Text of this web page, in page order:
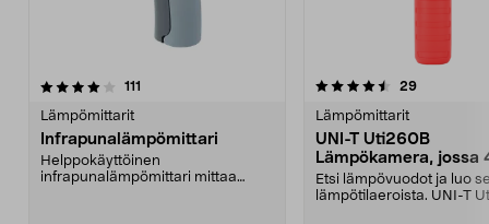
111
Lämpömittarit
Infrapunalämpömittari
Helppokäyttöinen
infrapunalämpömittari mittaa
4.5 viidestä
29arvostelut
Lämpömittarit
UNI-T Uti260B
Lämpökamera, jossa
näyttötilaa
Etsi lämpövuodot ja luo
lämpötilaeroista. UNI-T
4.0 viidestä